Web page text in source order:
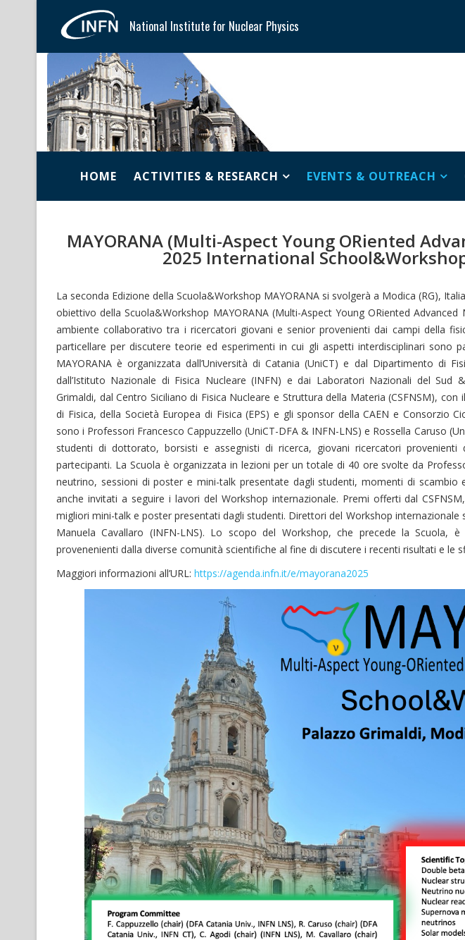
National Institute for Nuclear Physics
HOME ACTIVITIES & RESEARCH EVENTS & OUTREACH
MAYORANA (Multi-Aspect Young ORiented
2025 International
La seconda Edizione della Scuola&Workshop MAYORANA si svolgerà a Modica (RG),
obiettivo della Scuola&Workshop MAYORANA (Multi-Aspect Young ORiented
ambiente collaborativo tra i ricercatori giovani e senior provenienti dai campi della
particellare per discutere teorie ed esperimenti in cui gli aspetti interdisciplinari sono
MAYORANA è organizzata dall’Università di Catania (UniCT) e dal Dipartimento di
dall’Istituto Nazionale di Fisica Nucleare (INFN) e dai Laboratori Nazionali del Sud
Grimaldi, dal Centro Siciliano di Fisica Nucleare e Struttura della Materia (CSFNSM),
di Fisica, della Società Europea di Fisica (EPS) e gli sponsor della CAEN e Consorzio
sono i Professori Francesco Cappuzzello (UniCT-DFA & INFN-LNS) e Rossella Caruso
studenti di dottorato, borsisti e assegnisti di ricerca, giovani ricercatori
partecipanti. La Scuola è organizzata in lezioni per un totale di 40 ore svolte da
neutrino, sessioni di poster e mini-talk presentate dagli studenti, momenti di scambio
anche invitati a seguire i lavori del Workshop internazionale. Premi offerti dal
migliori mini-talk e poster presentati dagli studenti. Direttori del Workshop internazionale
Manuela Cavallaro (INFN-LNS). Lo scopo del Workshop, che precede la Scuola,
provenenienti dalla diverse comunità scientifiche al fine di discutere i recenti risultati e le
Maggiori informazioni all’URL: https://agenda.infn.it/e/mayorana2025